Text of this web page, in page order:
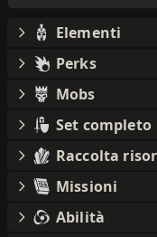
Elementi
Perks
Mobs
Set completo
Raccolta
Missioni
Abilità